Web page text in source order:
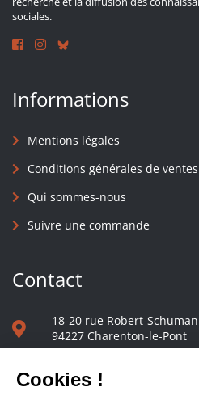
sociales.
Informations
Mentions légales
Conditions générales de ventes
Qui sommes-nous
Suivre une commande
Contact
18-20 rue Robert-Schuman
94227 Charenton-le-Pont